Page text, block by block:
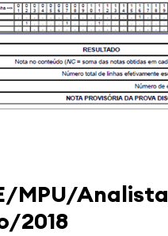
MPU/Analista
2018